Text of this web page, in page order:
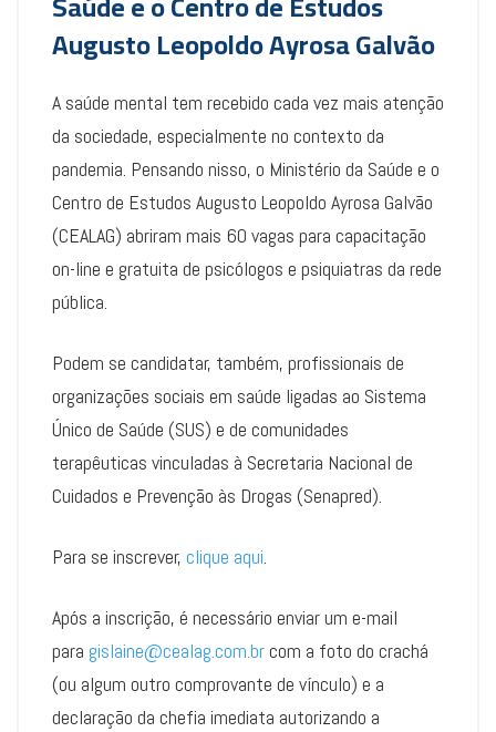
Augusto Leopoldo Ayrosa Galvão
A saúde mental tem recebido cada vez mais atenção
da sociedade, especialmente no contexto da
pandemia. Pensando nisso, o Ministério da Saúde e o
Centro de Estudos Augusto Leopoldo Ayrosa Galvão
(CEALAG) abriram mais 60 vagas para capacitação
on-line e gratuita de psicólogos e psiquiatras da rede
pública.
Podem se candidatar, também, profissionais de
organizações sociais em saúde ligadas ao Sistema
Único de Saúde (SUS) e de comunidades
terapêuticas vinculadas à Secretaria Nacional de
Cuidados e Prevenção às Drogas (Senapred).
Para se inscrever, clique aqui.
Após a inscrição, é necessário enviar um e-mail
para gislaine@cealag.com.brcom a foto do crachá
(ou algum outro comprovante de vínculo) e a
declaração da chefia imediata autorizando a